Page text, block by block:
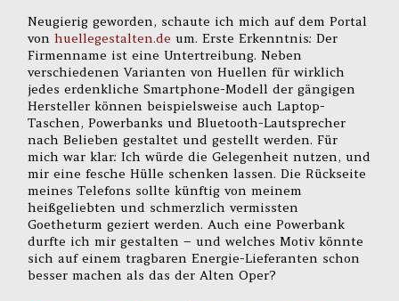
Neugierig geworden, schaute ich mich auf dem Portal
vonhuellegestalten.de um. Erste Erkenntnis: Der
Firmenname ist eine Untertreibung. Neben
verschiedenen Varianten von Huellen für wirklich
jedes erdenkliche Smartphone-Modell der gängigen
Hersteller können beispielsweise auch Laptop-
Taschen, Powerbanks und Bluetooth-Lautsprecher
nach Belieben gestaltet und gestellt werden. Für
mich war klar: Ich würde die Gelegenheit nutzen, und
mir eine fesche Hülle schenken lassen. Die Rückseite
meines Telefons sollte künftig von meinem
heißgeliebten und schmerzlich vermissten
Goetheturm geziert werden. Auch eine Powerbank
durfte ich mir gestalten – und welches Motiv könnte
sich auf einem tragbaren Energie-Lieferanten schon
besser machen als das der Alten Oper?